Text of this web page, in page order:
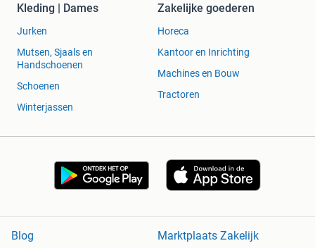
Kleding | Dames
Jurken
Mutsen, Sjaals en
Handschoenen
Schoenen
Winterjassen
Zakelijke goederen
Horeca
Kantoor en Inrichting
Machines en Bouw
Tractoren
Blog
Marktplaats Zakelijk